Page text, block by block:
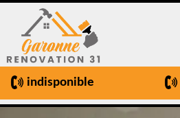
indisponible